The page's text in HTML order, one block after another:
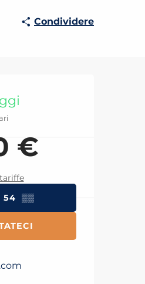
Condividere
€
54 ▒▒